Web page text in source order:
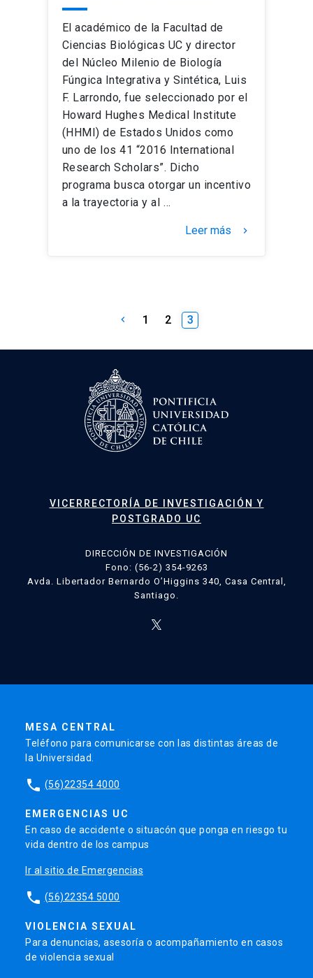
El académico de la Facultad de
Ciencias Biológicas UC y director
del Núcleo Milenio de Biología
Fúngica Integrativa y Sintética, Luis
F. Larrondo, fue seleccionado por el
Howard Hughes Medical Institute
(HHMI) de Estados Unidos como
uno de los 41 “2016 International
Research Scholars”. Dicho
programa busca otorgar un incentivo
a la trayectoria y al …
Leer más keyboard_arrow_right
entradas
keyboard_arrow_left 1 2 3
VICERRECTORÍA DE INVESTIGACIÓN Y
POSTGRADO UC
DIRECCIÓN DE INVESTIGACIÓN
Fono: (56-2) 354-9263
Avda. Libertador Bernardo O’Higgins 340, Casa Central,
Santiago.
MESA CENTRAL
Teléfono para comunicarse con las distintas áreas de
la Universidad.
phone (56)22354 4000
EMERGENCIAS UC
En caso de accidente o situacón que ponga en riesgo tu
vida dentro de los campus
Ir al sitio de Emergencias
phone (56)22354 5000
VIOLENCIA SEXUAL
Para denuncias, asesoría o acompañamiento en casos
de violencia sexual